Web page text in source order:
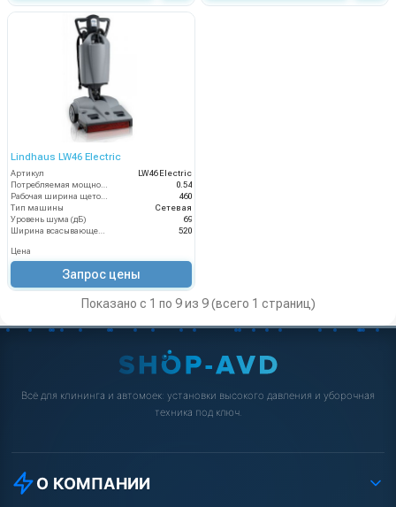
Lindhaus LW46 Electric
Артикул
LW46 Electric
Потребляемая мощность (кВт)
0.54
Рабочая ширина щеток (мм)
460
Тип машины
Сетевая
Уровень шума (дБ)
69
Ширина всасывающей балки (мм)
520
Цена
Запрос цены
Показано с 1 по 9 из 9 (всего 1 страниц)
Всё для клининга и автомоек: установки высокого давления и уборочная
техника под ключ.
О КОМПАНИИ